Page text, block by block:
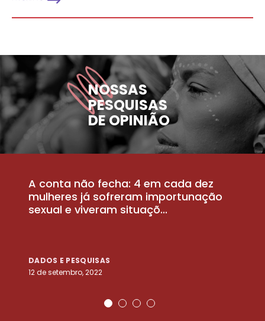
NOSSAS
PESQUISAS
DE OPINIÃO
A conta não fecha: 4 em cada dez
mulheres já sofreram importunação
sexual e viveram situaçõ...
DADOS E PESQUISAS
12 de setembro, 2022